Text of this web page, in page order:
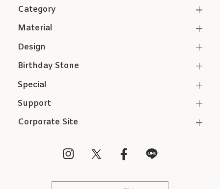
Category
Support
Corporate Site
Material
Design
Birthday Stone
Special